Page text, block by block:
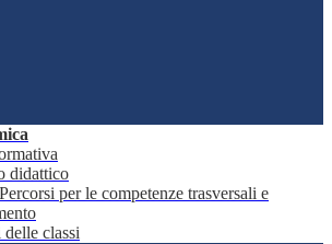
didattico
per le competenze trasversali e
classi